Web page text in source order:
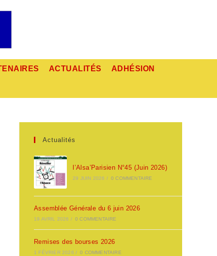
ACTUALITÉS ADHÉSION
Actualités
l’Alsa’Parisien N°45 (Juin 2026)
29 JUIN 2026 / 0 COMMENTAIRE
Assemblée Générale du 6 juin 2026
19 AVRIL 2026 / 0 COMMENTAIRE
Remises des bourses 2026
1 FÉVRIER 2026 / 0 COMMENTAIRE